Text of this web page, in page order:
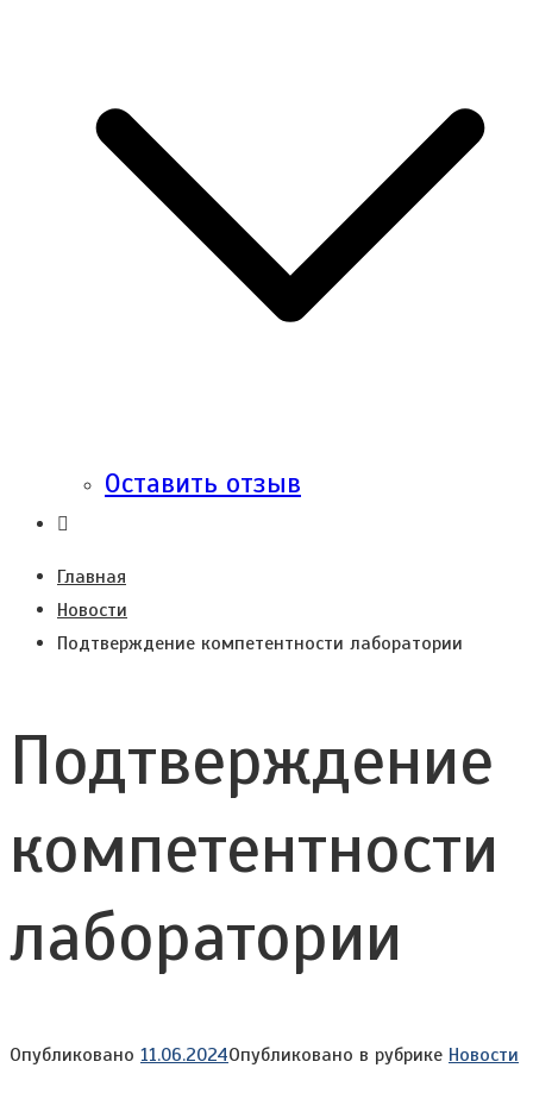
Оставить отзыв
Главная
Новости
Подтверждение компетентности лаборатории
Подтверждение
компетентности
лаборатории
Опубликовано 11.06.2024Опубликовано в рубрике Новости